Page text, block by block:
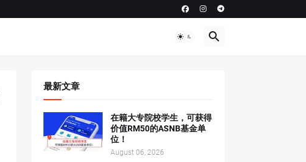
最新文章
在籍大专院校学生，可获得
价值RM50的ASNB基金单
位！
August 06, 2026